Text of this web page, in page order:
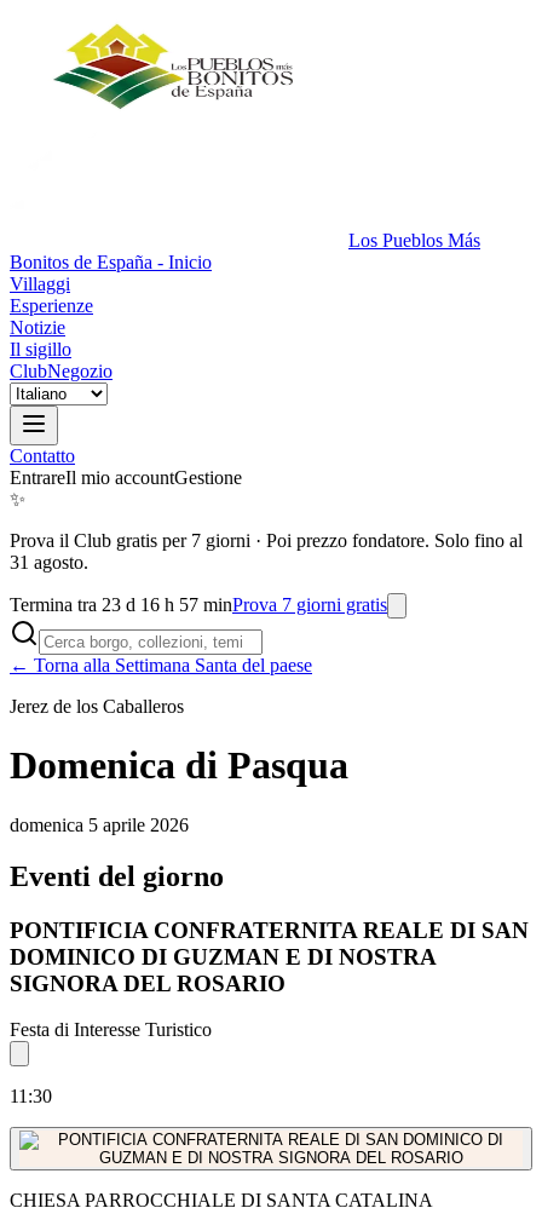
Los Pueblos Más
Bonitos de España - Inicio
Villaggi
Esperienze
Notizie
Il sigillo
ClubNegozio
Contatto
EntrareIl mio accountGestione
✨
Prova il Club gratis per 7 giorni · Poi prezzo fondatore. Solo fino al
31 agosto.
Termina tra 23 d 16 h 57 minProva 7 giorni gratis
← Torna alla Settimana Santa del paese
Jerez de los Caballeros
Domenica di Pasqua
domenica 5 aprile 2026
Eventi del giorno
PONTIFICIA CONFRATERNITA REALE DI SAN
DOMINICO DI GUZMAN E DI NOSTRA
SIGNORA DEL ROSARIO
Festa di Interesse Turistico
11:30
CHIESA PARROCCHIALE DI SANTA CATALINA